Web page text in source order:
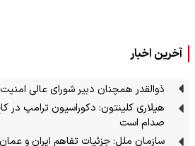
آخرین اخبار
ذوالقدر همچنان دبیر شورای ‌عالی
هیلاری کلینتون: دکوراسیون ترامپ در
صدام است
سازمان ملل: جزئیات تفاهم ایران و عمان